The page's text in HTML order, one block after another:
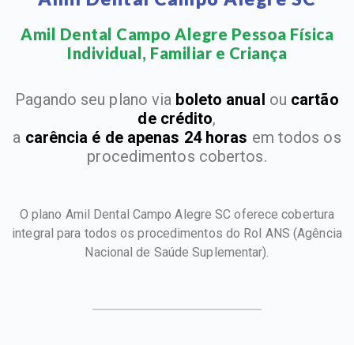
Amil Dental Campo Alegre Pessoa Física
Individual, Familiar e Criança​
Pagando seu plano via boleto anual ou cartão
de crédito,
a carência é de apenas 24 horas em todos os
procedimentos cobertos.
O plano Amil Dental Campo Alegre SC oferece cobertura
integral para todos os procedimentos do Rol ANS (Agência
Nacional de Saúde Suplementar).